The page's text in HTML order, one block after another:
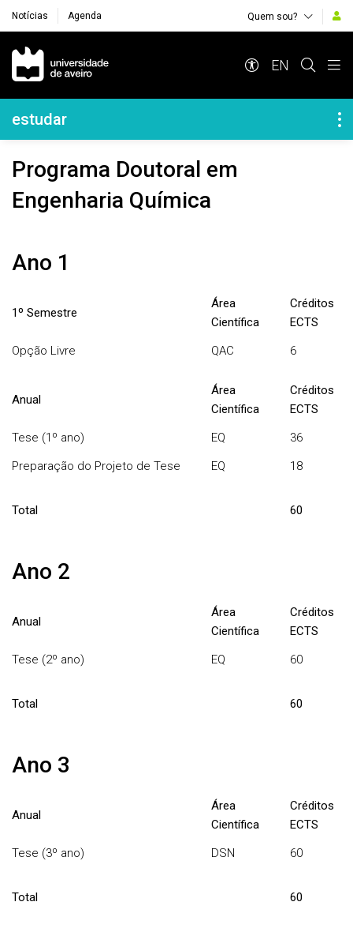
Notícias Agenda Quem sou?
Navegação Principal
EN
Navegação Lateral
estudar
Programa Doutoral em
Engenharia Química
Ano 1
1º Semestre
Área
Científica
Créditos
ECTS
Opção Livre
QAC 6
Anual
Área
Científica
Créditos
ECTS
Tese (1º ano)
EQ
36
Preparação do Projeto de Tese
EQ 18
Total 60
Ano 2
Anual
Área
Científica
Créditos
ECTS
Tese (2º ano)
EQ 60
Total 60
Ano 3
Anual
Área
Científica
Créditos
ECTS
Tese (3º ano)
DSN 60
Total 60